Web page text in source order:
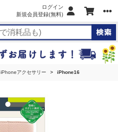
ログイン
新規会員登録(無料)
iPhoneアクセサリー iPhone16